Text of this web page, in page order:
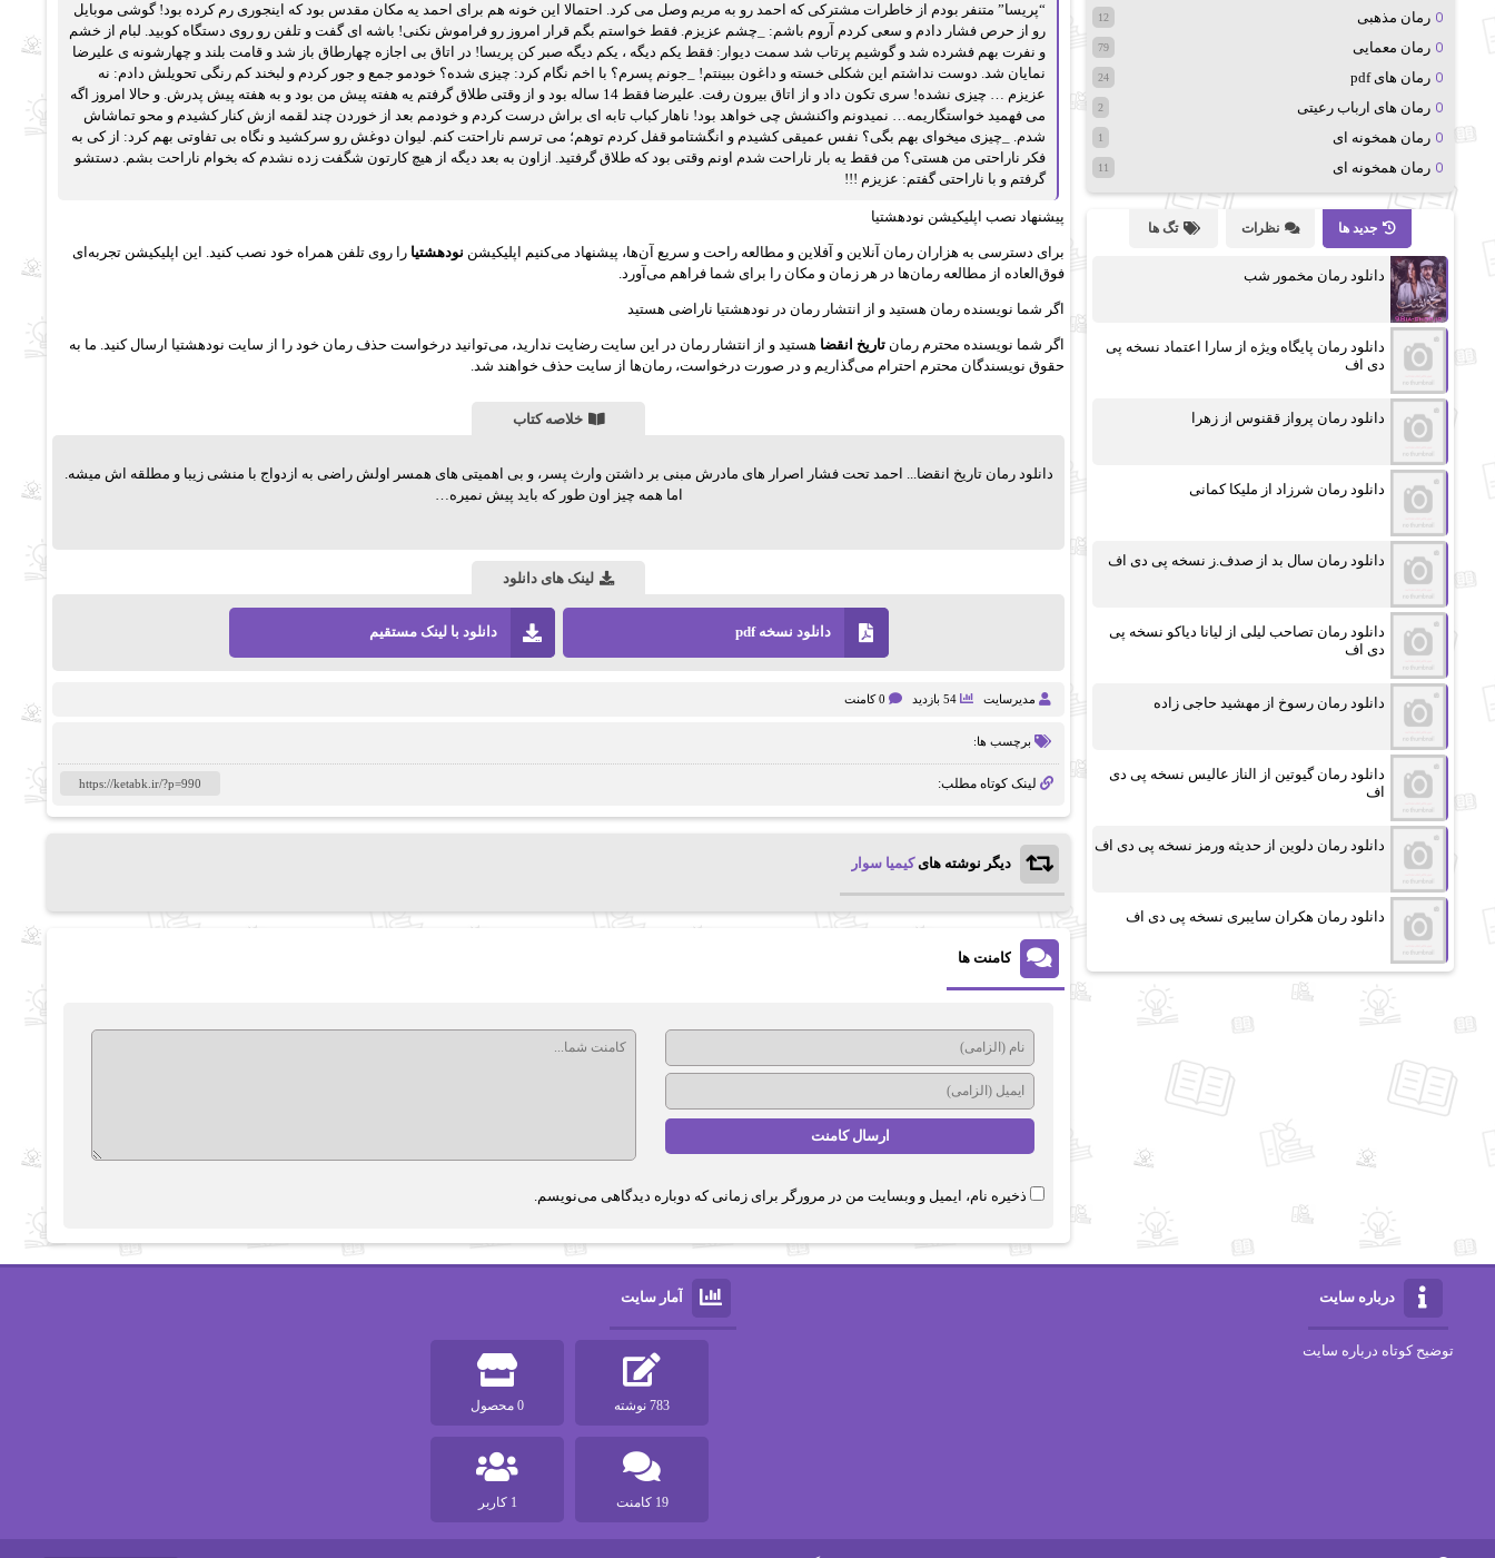
“پریسا” متنفر بودم از خاطرات مشترکی که احمد رو به مریم وصل می کرد. احتمالا این خونه هم برای احمد یه مکان مقدس بود که اینجوری رم کرده بود! گوشی موبایل
رو از حرص فشار دادم و سعی کردم آروم باشم: _چشم عزیزم. فقط خواستم بگم قرار امروز رو فراموش نکنی! باشه ای گفت و تلفن رو روی دستگاه کوبید. لبام از خشم
و نفرت بهم فشرده شد و گوشیم پرتاب شد سمت دیوار: فقط یکم دیگه ، یکم دیگه صبر کن پریسا! در اتاق بی اجازه چهارطاق باز شد و قامت بلند و چهارشونه ی علیرضا
نمایان شد. دوست نداشتم این شکلی خسته و داغون ببینتم! _جونم پسرم؟ با اخم نگام کرد: چیزی شده؟ خودمو جمع و جور کردم و لبخند کم رنگی تحویلش دادم: نه
عزیزم … چیزی نشده! سری تکون داد و از اتاق بیرون رفت. علیرضا فقط 14 ساله بود و از وقتی طلاق گرفتم یه هفته پیش من بود و به هفته پیش پدرش. و حالا امروز اگه
می فهمید خواستگاریمه… نمیدونم واکنشش چی خواهد بود! ناهار کباب تابه ای براش درست کردم و خودمم بعد از خوردن چند لقمه ازش کنار کشیدم و محو تماشاش
شدم. _چیزی میخوای بهم بگی؟ نفس عمیقی کشیدم و انگشتامو قفل کردم توهم؛ می ترسم ناراحتت کنم. لیوان دوغش رو سرکشید و نگاه بی تفاوتی بهم کرد: از کی به
فکر ناراحتی من هستی؟ من فقط یه بار ناراحت شدم اونم وقتی بود که طلاق گرفتید. ازاون به بعد دیگه از هیچ کارتون شگفت زده نشدم که بخوام ناراحت بشم. دستشو
گرفتم و با ناراحتی گفتم: عزيزم !!!
پیشنهاد نصب اپلیکیشن نودهشتیا
برای دسترسی به هزاران رمان آنلاین و آفلاین و مطالعه راحت و سریع آن‌ها، پیشنهاد می‌کنیم اپلیکیشن نودهشتیا را روی تلفن همراه خود نصب کنید. این اپلیکیشن تجربه‌ای
فوق‌العاده از مطالعه رمان‌ها در هر زمان و مکان را برای شما فراهم می‌آورد.
اگر شما نویسنده رمان هستید و از انتشار رمان در نودهشتیا ناراضی هستید
اگر شما نویسنده محترم رمان تاریخ انقضا هستید و از انتشار رمان در این سایت رضایت ندارید، می‌توانید درخواست حذف رمان خود را از سایت نودهشتیا ارسال کنید. ما به
حقوق نویسندگان محترم احترام می‌گذاریم و در صورت درخواست، رمان‌ها از سایت حذف خواهند شد.
خلاصه کتاب
دانلود رمان تاریخ انقضا... احمد تحت فشار اصرار های مادرش مبنی بر داشتن وارث پسر، و بی اهمیتی های همسر اولش راضی به ازدواج با منشی زیبا و مطلقه اش میشه.
اما همه چیز اون طور که باید پیش نمیره…
لینک های دانلود
دانلود نسخه pdf دانلود با لینک مستقیم
مدیرسایت 54 بازدید 0 کامنت
برچسب ها:
لینک کوتاه مطلب:
دیگر نوشته هایکیمیا سوار
کامنت ها
ذخیره نام، ایمیل و وبسایت من در مرورگر برای زمانی که دوباره دیدگاهی می‌نویسم.
رمان مذهبی 12
رمان معمایی 79
رمان های pdf 24
رمان های ارباب رعیتی 2
رمان همخونه ای 1
رمان همخونه ای 11
جدید ها نظرات تگ ها
دانلود رمان مخمور شب
دانلود رمان پایگاه ویژه از سارا اعتماد نسخه پی
دی اف
دانلود رمان پرواز ققنوس از زهرا
دانلود رمان شرزاد از ملیکا کمانی
دانلود رمان سال بد از صدف.ز نسخه پی دی اف
دانلود رمان تصاحب لیلی از لیانا دیاکو نسخه پی
دی اف
دانلود رمان رسوخ از مهشید حاجی زاده
دانلود رمان گیوتین از الناز عالیس نسخه پی دی
اف
دانلود رمان دلوین از حدیثه ورمز نسخه پی دی اف
دانلود رمان هکران سایبری نسخه پی دی اف
درباره سایت
توضیح کوتاه درباره سایت
آمار سایت
783 نوشته 0 محصول
19 کامنت 1 کاربر